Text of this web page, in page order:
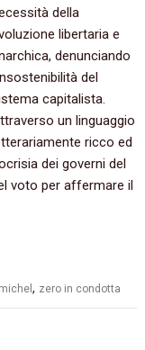
della
libertaria e
denunciando
del
capitalista.
un linguaggio
ricco ed
dei governi del
voto per affermare il
, zero in condotta